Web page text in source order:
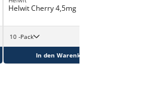
Helwit Cherry 4,5mg
10 -Pack
In den Warenkorb